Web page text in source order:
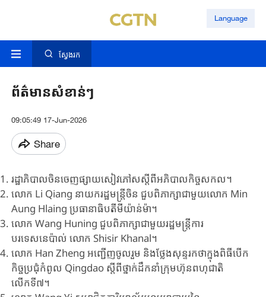
Language
ស្វែងរក
ព័ត៌មានសំខាន់ៗ
09:05:49 17-Jun-2026
Share
រដ្ឋាភិបាល​ចិនចេញ​ផ្សាយ​សៀវភៅ​ស​ស្តីពី​អភិបាល​កិច្ច​សកល​។
លោក Li Qiang នាយករដ្ឋមន្ត្រីចិន ជួបពិភាក្សាជាមួយលោក Min
Aung Hlaing ប្រធានាធិបតីមីយ៉ាន់ម៉ា។
លោក Wang Huning ជួបពិភាក្សាជាមួយរដ្ឋមន្ត្រីការ
បរទេសនេប៉ាល់ លោក Shisir Khanal។
លោក Han Zheng អញ្ជើញចូលរួម និងថ្លែងសុន្ទរកថាក្នុងពិធីបើក
កិច្ចប្រជុំកំពូល Qingdao ស្តីពីថ្នាក់ដឹកនាំក្រុមហ៊ុនពហុជាតិ
លើកទី៧។